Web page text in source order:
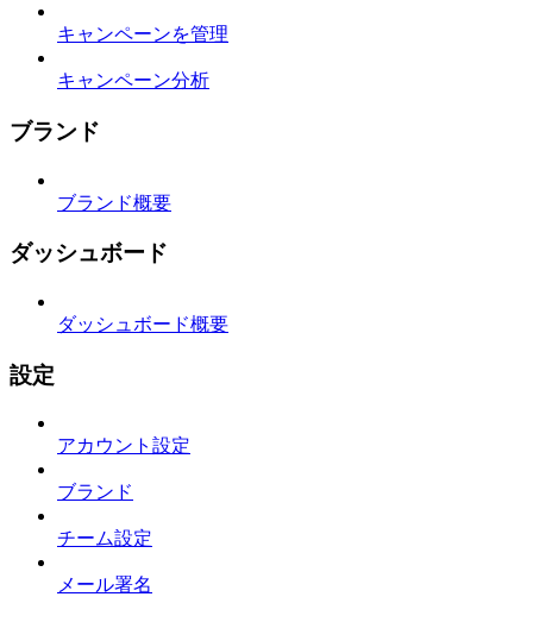
キャンペーンを管理
キャンペーン分析
ブランド
ブランド概要
ダッシュボード
ダッシュボード概要
設定
アカウント設定
ブランド
チーム設定
メール署名